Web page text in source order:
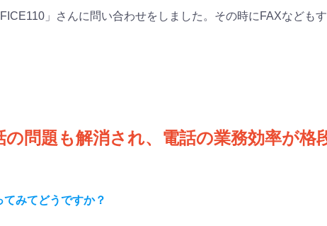
」さんに問い合わせをしました。その時にFAXなども
の問題も解消され、電話の業務効率が格
みてどうですか？